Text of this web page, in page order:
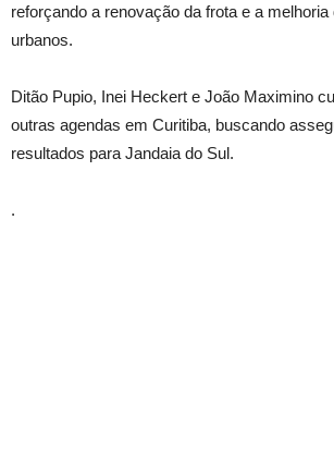
reforçando a renovação da frota e a
urbanos.
Ditão Pupio, Inei Heckert e João Maximino
outras agendas em Curitiba, buscando
resultados para Jandaia do Sul.
.